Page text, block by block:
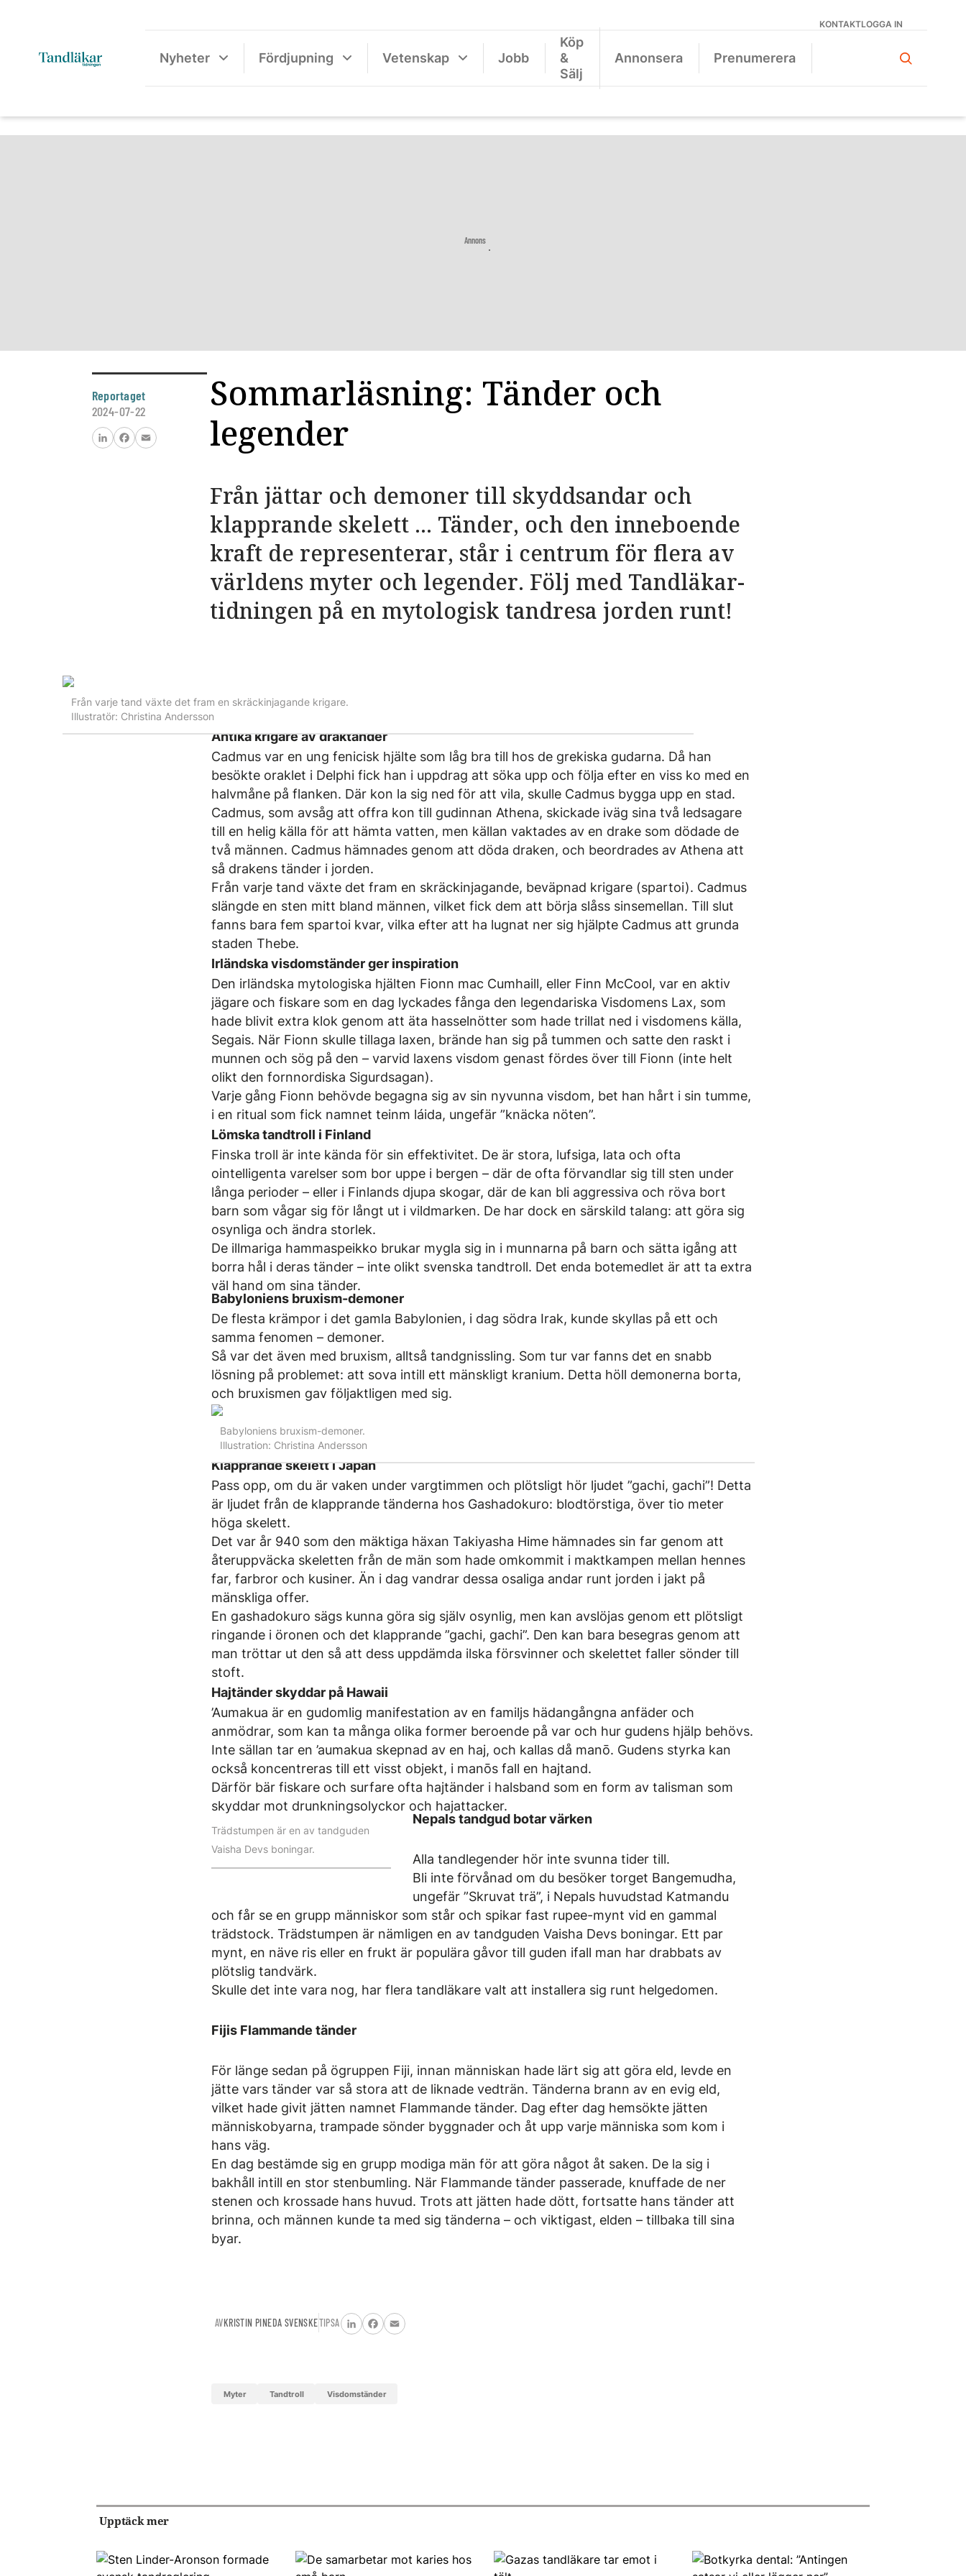
KONTAKTLOGGA IN
Nyheter Fördjupning Vetenskap Jobb
Köp
&
Sälj
Annonsera Prenumerera
Annons
Reportaget
2024-07-22
FacebookEmail
Sommarläsning: Tänder och
legender
Från jättar och demoner till skyddsandar och
klapprande skelett ... Tänder, och den inneboende
kraft de representerar, står i centrum för flera av
världens ­myter och legender. Följ med Tandläkar­
tidningen på en ­mytologisk tandresa jorden runt!
Från varje tand växte det fram en skräckinjagande krigare.
Illustratör: Christina Andersson
Antika krigare av draktänder
Cadmus var en ung fenicisk hjälte som låg bra till hos de grekiska gudarna. Då han
besökte oraklet i Delphi fick han i uppdrag att söka upp och följa efter en viss ko med en
halvmåne på flanken. Där kon la sig ned för att vila, skulle Cadmus bygga upp en stad.
Cadmus, som avsåg att offra kon till gudinnan Athena, skickade iväg sina två ledsagare
till en helig källa för att hämta vatten, men källan vaktades av en drake som dödade de
två männen. Cadmus hämnades genom att döda draken, och beordrades av Athena att
så drakens tänder i jorden.
Från varje tand växte det fram en skräckinjagande, beväpnad krigare (spartoi). Cadmus
slängde en sten mitt bland männen, vilket fick dem att börja slåss sinsemellan. Till slut
fanns bara fem spartoi kvar, vilka efter att ha lugnat ner sig hjälpte Cadmus att grunda
staden Thebe.
Irländska visdomständer ger inspiration
Den irländska mytologiska hjälten Fionn mac Cumhaill, eller Finn McCool, var en aktiv
jägare och fiskare som en dag lyckades fånga den legendariska Visdomens Lax, som
hade blivit extra klok genom att äta hasselnötter som hade trillat ned i visdomens källa,
Segais. När Fionn skulle tillaga laxen, brände han sig på tummen och satte den raskt i
munnen och sög på den – varvid laxens visdom genast fördes över till Fionn (inte helt
olikt den fornnordiska Sigurdsagan).
Varje gång Fionn behövde begagna sig av sin nyvunna visdom, bet han hårt i sin tumme,
i en ritual som fick namnet teinm láida, ungefär ”knäcka nöten”.
Lömska tandtroll i Finland
Finska troll är inte kända för sin effektivitet. De är stora, lufsiga, lata och ofta
ointelligenta varelser som bor uppe i bergen – där de ofta förvandlar sig till sten under
långa perioder – eller i Finlands djupa skogar, där de kan bli aggressiva och röva bort
barn som vågar sig för långt ut i vildmarken. De har dock en särskild talang: att göra sig
osynliga och ändra storlek.
De illmariga hammaspeikko brukar mygla sig in i munnarna på barn och sätta igång att
borra hål i deras tänder – inte olikt svenska tandtroll. Det enda botemedlet är att ta extra
väl hand om sina tänder.
Babyloniens bruxism-­demoner
De flesta krämpor i det gamla Babylonien, i dag södra Irak, kunde skyllas på ett och
samma fenomen – demoner.
Så var det även med bruxism, alltså tandgnissling. Som tur var fanns det en snabb
lösning på problemet: att sova intill ett mänskligt kranium. Detta höll demonerna borta,
och ­bruxismen gav följaktligen med sig.
Babyloniens bruxism-­demoner.
Illustration: Christina Andersson
Klapprande skelett i Japan
Pass opp, om du är vaken under vargtimmen och plötsligt hör ljudet ”gachi, gachi”! Detta
är ljudet från de klapprande tänderna hos Gashadokuro: blodtörstiga, över tio meter
höga skelett.
Det var år 940 som den mäktiga häxan Takiyasha Hime hämnades sin far genom att
återuppväcka skeletten från de män som hade omkommit i maktkampen mellan hennes
far, farbror och kusiner. Än i dag vandrar dessa osaliga andar runt jorden i jakt på
mänskliga offer.
En gashadokuro sägs kunna göra sig själv osynlig, men kan avslöjas genom ett plötsligt
ringande i öronen och det klapprande ”gachi, gachi”. Den kan bara besegras genom att
man tröttar ut den så att dess uppdämda ilska försvinner och skelettet faller sönder till
stoft.
Hajtänder skyddar på ­Hawaii
’Aumakua är en gudomlig manifestation av en familjs hädangångna anfäder och
anmödrar, som kan ta många olika former beroende på var och hur gudens hjälp behövs.
Inte sällan tar en ’aumakua skepnad av en haj, och kallas då manō. Gudens styrka kan
också koncentreras till ett visst objekt, i manōs fall en hajtand.
Därför bär fiskare och surfare ofta hajtänder i halsband som en form av talisman som
skyddar mot drunkningsolyckor och hajattacker.
Trädstumpen är en av tandguden
Vaisha Devs boningar.
Nepals tandgud botar ­värken
Alla tandlegender hör inte svunna tider till.
Bli inte förvånad om du besöker torget Bangemudha,
ungefär ”Skruvat trä”, i Nepals huvudstad Katmandu
och får se en grupp människor som står och spikar fast rupee-mynt vid en gammal
trädstock. Trädstumpen är nämligen en av tandguden Vaisha Devs boningar. Ett par
mynt, en näve ris eller en frukt är populära gåvor till guden ifall man har drabbats av
plötslig tandvärk.
Skulle det inte vara nog, har flera tandläkare valt att installera sig runt helgedomen.
Fijis Flammande tänder
För länge sedan på ögruppen Fiji, innan människan hade lärt sig att göra eld, levde en
jätte vars tänder var så stora att de liknade vedträn. Tänderna brann av en evig eld,
vilket hade givit jätten namnet Flammande tänder. Dag efter dag hemsökte jätten
människobyarna, trampade sönder byggnader och åt upp varje människa som kom i
hans väg.
En dag bestämde sig en grupp modiga män för att göra något åt saken. De la sig i
bakhåll intill en stor stenbumling. När Flammande tänder passerade, knuffade de ner
stenen och krossade hans huvud. Trots att jätten hade dött, fortsatte hans tänder att
brinna, och männen kunde ta med sig tänderna – och viktigast, elden – tillbaka till sina
byar.
AVKRISTIN PINEDA SVENSKETIPSA
LinkedInFacebook
Email
Myter Tandtroll visdomständer
Upptäck mer